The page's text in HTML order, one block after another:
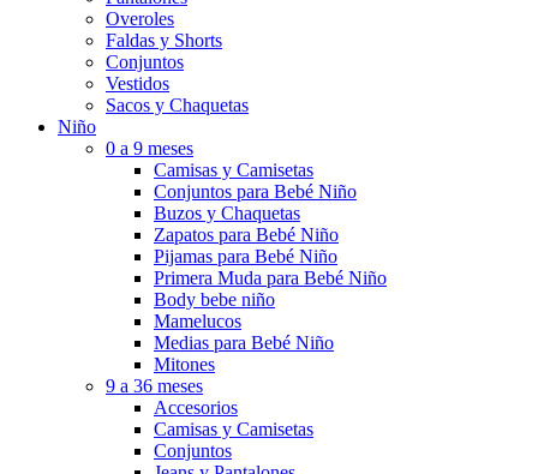
Overoles
Faldas y Shorts
Conjuntos
Vestidos
Sacos y Chaquetas
Niño
0 a 9 meses
Camisas y Camisetas
Conjuntos para Bebé Niño
Buzos y Chaquetas
Zapatos para Bebé Niño
Pijamas para Bebé Niño
Primera Muda para Bebé Niño
Body bebe niño
Mamelucos
Medias para Bebé Niño
Mitones
9 a 36 meses
Accesorios
Camisas y Camisetas
Conjuntos